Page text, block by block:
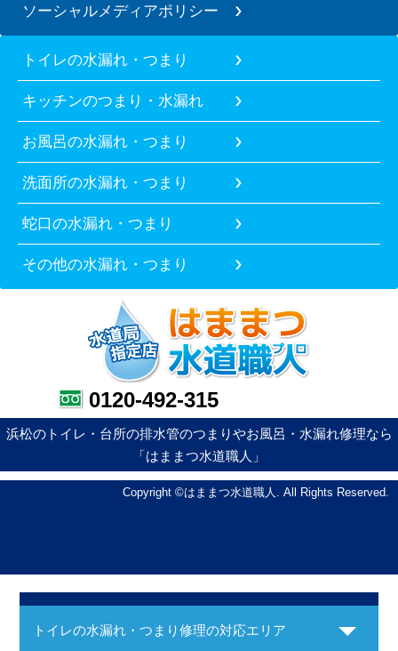
ソーシャルメディアポリシー
トイレの水漏れ・つまり
キッチンのつまり・水漏れ
お風呂の水漏れ・つまり
洗面所の水漏れ・つまり
蛇口の水漏れ・つまり
その他の水漏れ・つまり
0120-492-315
浜松のトイレ・台所の排水管のつまりやお風呂・水漏れ修理なら
「はままつ水道職人」
Copyright ©はままつ水道職人. All Rights Reserved.
トイレの水漏れ・つまり修理の対応エリア